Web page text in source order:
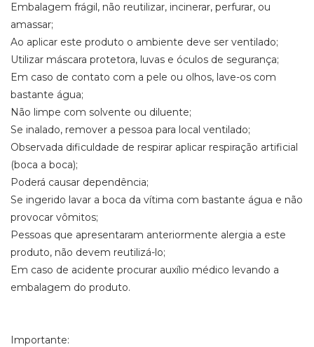
Embalagem frágil, não reutilizar, incinerar, perfurar, ou
amassar;
Ao aplicar este produto o ambiente deve ser ventilado;
Utilizar máscara protetora, luvas e óculos de segurança;
Em caso de contato com a pele ou olhos, lave-os com
bastante água;
Não limpe com solvente ou diluente;
Se inalado, remover a pessoa para local ventilado;
Observada dificuldade de respirar aplicar respiração artificial
(boca a boca);
Poderá causar dependência;
Se ingerido lavar a boca da vítima com bastante água e não
provocar vômitos;
Pessoas que apresentaram anteriormente alergia a este
produto, não devem reutilizá-lo;
Em caso de acidente procurar auxílio médico levando a
embalagem do produto.
Importante: